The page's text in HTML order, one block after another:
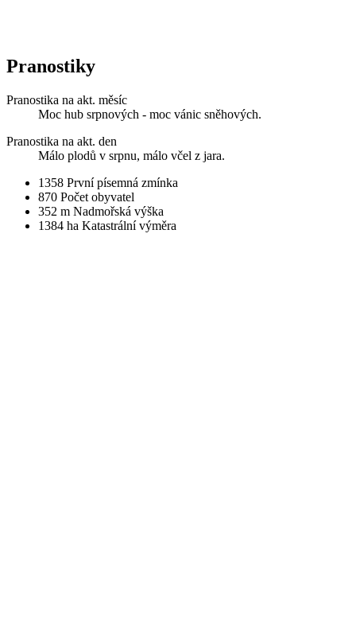
Pranostiky
Pranostika na akt. měsíc
Moc hub srpnových - moc vánic sněhových.
Pranostika na akt. den
Málo plodů v srpnu, málo včel z jara.
1358 První písemná zmínka
870 Počet obyvatel
352 m Nadmořská výška
1384 ha Katastrální výměra